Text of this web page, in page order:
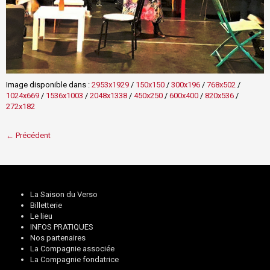
Image disponible dans : 2953x1929 / 150x150 / 300x196 / 768x502 /
1024x669 / 1536x1003 / 2048x1338 / 450x250 / 600x400 / 820x536 /
272x182
← Précédent
La Saison du Verso
Billetterie
Le lieu
INFOS PRATIQUES
Nos partenaires
La Compagnie associée
La Compagnie fondatrice